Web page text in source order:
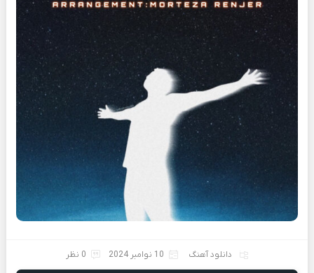
دانلود آهنگ 10 نوامبر 2024 0 نظر